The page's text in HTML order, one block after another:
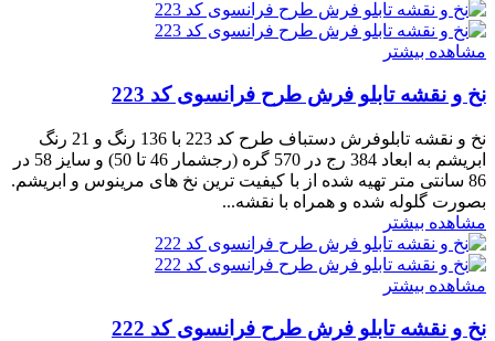
مشاهده بیشتر
نخ و نقشه تابلو فرش طرح فرانسوی کد 223
نخ و نقشه تابلوفرش دستباف طرح کد 223 با 136 رنگ و 21 رنگ
ابریشم به ابعاد 384 رج در 570 گره (رجشمار 46 تا 50) و سایز 58 در
86 سانتی متر تهیه شده از با کیفیت ترین نخ های مرینوس و ابریشم.
بصورت گلوله شده و همراه با نقشه...
مشاهده بیشتر
مشاهده بیشتر
نخ و نقشه تابلو فرش طرح فرانسوی کد 222